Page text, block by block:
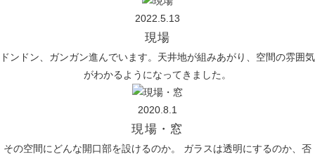
2022.5.13
現場
ドンドン、ガンガン進んでいます。天井地が組みあがり、空間の雰囲気
がわかるようになってきました。
2020.8.1
現場・窓
その空間にどんな開口部を設けるのか。 ガラスは透明にするのか、否